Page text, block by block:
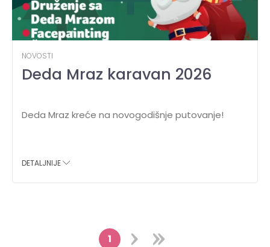
NOVOSTI
Deda Mraz karavan 2026
Deda Mraz kreće na novogodišnje putovanje!
DETALJNIJE
1